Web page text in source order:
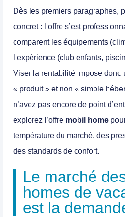
Dès les premiers paragraphes,
concret : l’offre s’est
comparent les équipements
l’expérience (club enfants,
Viser la rentabilité impose donc
« produit » et non « simple
n’avez pas encore de point
explorez l’offre mobil home
température du marché, des
des standards de confort.
Le marché
homes de
est la